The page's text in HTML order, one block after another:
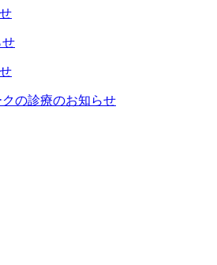
せ
の診療のお知らせ